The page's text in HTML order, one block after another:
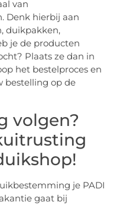
van
Denk hierbij aan
duikpakken,
je de producten
Plaats ze dan in
het bestelproces en
bestelling op de
volgen?
je PADI
gaat bij